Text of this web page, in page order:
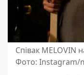
Співак MELOVIN
Фото: Instagram/